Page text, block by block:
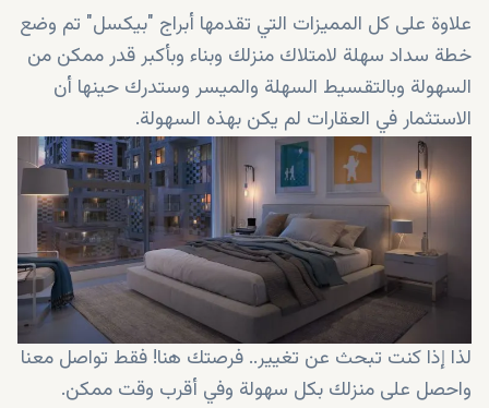
علاوة على كل المميزات التي تقدمها أبراج "بيكسل" تم وضع
خطة سداد سهلة لامتلاك منزلك وبناء وبأكبر قدر ممكن من
السهولة وبالتقسيط السهلة والميسر وستدرك حينها أن
الاستثمار في العقارات لم يكن بهذه السهولة.
لذا إذا كنت تبحث عن تغيير.. فرصتك هنا! فقط تواصل معنا
واحصل على منزلك بكل سهولة وفي أقرب وقت ممكن.